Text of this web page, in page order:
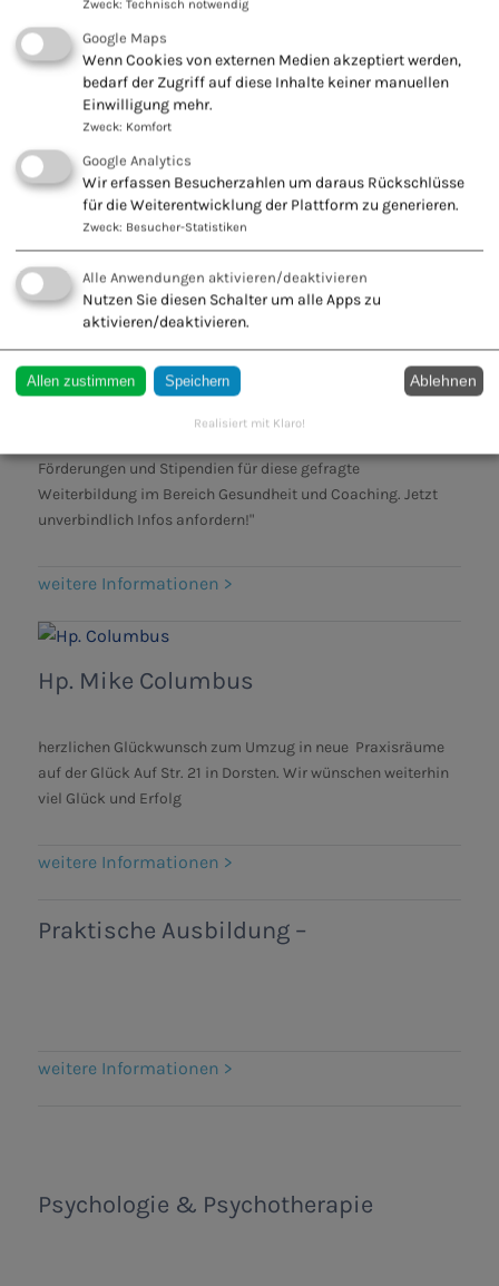
Da ästhetische Behandlungen nur von Ärzten und
Heilpraktikern durchgeführt werden dürfen und einer
strengen Sorgfaltspflicht unterliegen, ist eine qualifizierte
Fachausbildung entscheidend.
weitere Informationen >
NATURAL HEALTH COACH
"Starte deine zertifizierte Ausbildung zum Natural Health
Förderungen und Stipendien für diese gefragte
Weiterbildung im Bereich Gesundheit und Coaching. Jetzt
unverbindlich Infos anfordern!"
weitere Informationen >
Hp. Mike Columbus
herzlichen Glückwunsch zum Umzug in neue Praxisräume
auf der Glück Auf Str. 21 in Dorsten. Wir wünschen weiterhin
viel Glück und Erfolg
weitere Informationen >
Praktische Ausbildung –
weitere Informationen >
Psychologie & Psychotherapie
Zweck: Technisch notwendig
Google Maps
Wenn Cookies von externen Medien akzeptiert werden,
bedarf der Zugriff auf diese Inhalte keiner manuellen
Einwilligung mehr.
Zweck: Komfort
Google Analytics
Wir erfassen Besucherzahlen um daraus Rückschlüsse
für die Weiterentwicklung der Plattform zu generieren.
Zweck: Besucher-Statistiken
Alle Anwendungen aktivieren/deaktivieren
Nutzen Sie diesen Schalter um alle Apps zu
aktivieren/deaktivieren.
Allen zustimmen Speichern Ablehnen
Realisiert mit Klaro!